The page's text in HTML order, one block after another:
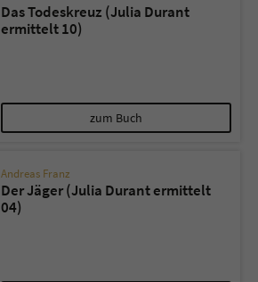
Das Todeskreuz (Julia Durant
ermittelt 10)
zum Buch
Andreas Franz
Der Jäger (Julia Durant ermittelt
04)